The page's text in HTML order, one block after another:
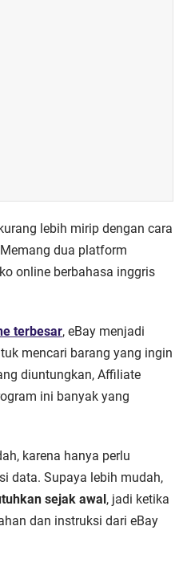
lebih mirip dengan cara
dua platform
online berbahasa inggris
terbesar, eBay menjadi
mencari barang yang ingin
diuntungkan, Affiliate
ini banyak yang
karena hanya perlu
data. Supaya lebih mudah,
sejak awal, jadi ketika
dan instruksi dari eBay